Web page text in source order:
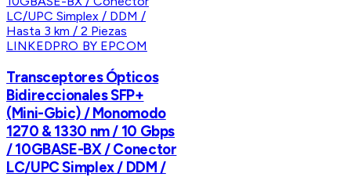
LINKEDPRO BY EPCOM
Transceptores Ópticos
Bidireccionales SFP+
(Mini-Gbic) / Monomodo
1270 & 1330 nm / 10 Gbps
/ 10GBASE-BX / Conector
LC/UPC Simplex / DDM /